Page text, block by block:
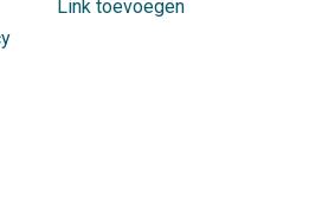
Link toevoegen